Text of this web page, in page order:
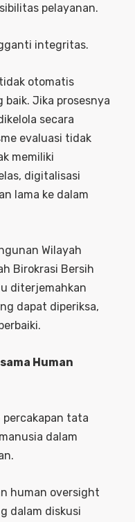
pelayanan.
integritas.
otomatis
Jika prosesnya
secara
evaluasi tidak
memiliki
digitalisasi
lama ke dalam
Wilayah
Birokrasi Bersih
diterjemahkan
dapat diperiksa,
Human
tata
dalam
human oversight
dalam diskusi